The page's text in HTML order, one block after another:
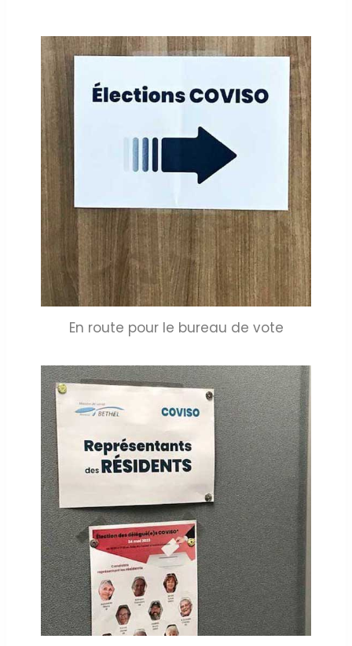
En route pour le bureau de vote